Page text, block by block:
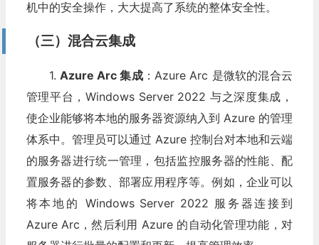
机中的安全操作，大大提高了系统的整体安全性。
（三）混合云集成
1. Azure Arc 集成：Azure Arc 是微软的混合云
管理平台，Windows Server 2022 与之深度集成，
使企业能够将本地的服务器资源纳入到 Azure 的管理
体系中。管理员可以通过 Azure 控制台对本地和云端
的服务器进行统一管理，包括监控服务器的性能、配
置服务器的参数、部署应用程序等。例如，企业可以
将本地的 Windows Server 2022 服务器连接到
Azure Arc，然后利用 Azure 的自动化管理功能，对